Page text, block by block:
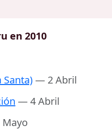
en 2010
Santa)— 2 Abril
— 4 Abril